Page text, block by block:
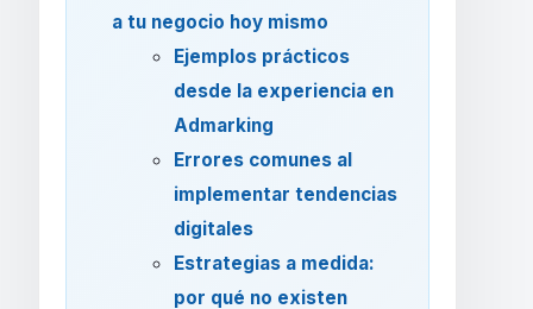
a tu negocio hoy mismo
Ejemplos prácticos
desde la experiencia en
Admarking
Errores comunes al
implementar tendencias
digitales
Estrategias a medida:
por qué no existen